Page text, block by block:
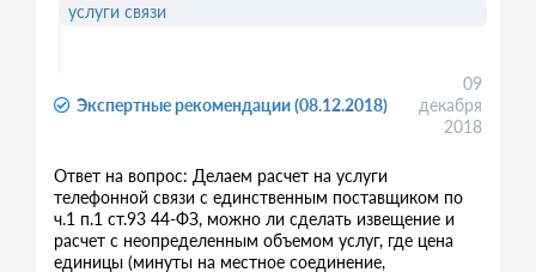
Экспертные рекомендации (08.12.2018)
09
декабря
2018
Ответ на вопрос: Делаем расчет на услуги
телефонной связи с единственным поставщиком по
ч.1 п.1 ст.93 44-ФЗ, можно ли сделать извещение и
расчет с неопределенным объемом услуг, где цена
единицы (минуты на местное соединение,
услуги связи